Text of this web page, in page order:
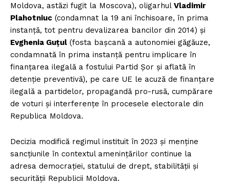
Moldova, astăzi fugit la Moscova), oligarhul Vladimir
Plahotniuc (condamnat la 19 ani închisoare, în prima
instanță, tot pentru devalizarea bancilor din 2014) și
Evghenia Guțul (fosta bașcană a autonomiei găgăuze,
condamnată în prima instanță pentru implicare în
finanțarea ilegală a fostului Partid Șor și aflată în
detenție preventivă), pe care UE le acuză de finanțare
ilegală a partidelor, propagandă pro-rusă, cumpărare
de voturi și interferențe în procesele electorale din
Republica Moldova.
Decizia modifică regimul instituit în 2023 și menține
sancțiunile în contextul amenințărilor continue la
adresa democrației, statului de drept, stabilității și
securității Republicii Moldova.